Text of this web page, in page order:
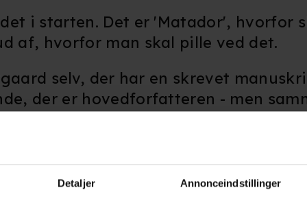
Detaljer Annonceindstillinger
i starten. Det er 'Matador', hvorfor
af, hvorfor man skal pille ved det.
selv, der har en skrevet
der er hovedforfatteren - men
Bier. Så det er ligesom hendes
ekstra scener, som danskerne